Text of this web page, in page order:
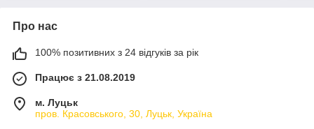
Про нас
100% позитивних з 24 відгуків за рік
Працює з 21.08.2019
м. Луцьк
пров. Красовського, 30, Луцьк, Україна